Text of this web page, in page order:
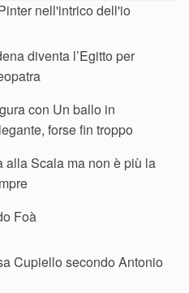
nell'intrico dell'io
diventa l’Egitto per
con Un ballo in
forse fin troppo
alla Scala ma non è più la
Foà
Cupiello secondo Antonio